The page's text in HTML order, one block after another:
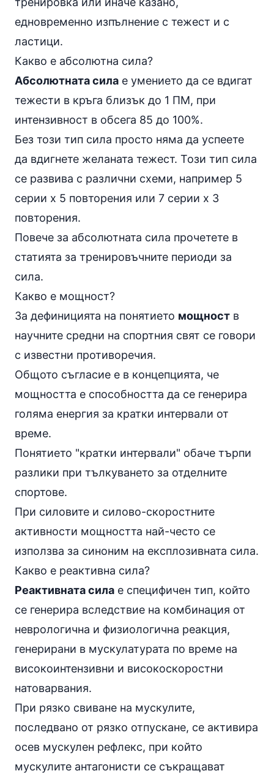
едновременно изпълнение с тежест и с
ластици.
Какво е абсолютна сила?
Абсолютната сила е умението да се вдигат
тежести в кръга близък до 1 ПМ, при
интензивност в обсега 85 до 100%.
Без този тип сила просто няма да успеете
да вдигнете желаната тежест. Този тип сила
се развива с различни схеми, например 5
серии х 5 повторения или 7 серии х 3
повторения.
Повече за абсолютната сила прочетете в
статията за тренировъчните периоди за
сила.
Какво е мощност?
За дефиницията на понятието мощност в
научните средни на спортния свят се говори
с известни противоречия.
Общото съгласие е в концепцията, че
мощността е способността да се генерира
голяма енергия за кратки интервали от
време.
Понятието "кратки интервали" обаче търпи
разлики при тълкуването за отделните
спортове.
При силовите и силово-скоростните
активности мощността най-често се
използва за синоним на експлозивната сила.
Какво е реактивна сила?
Реактивната сила е специфичен тип, който
се генерира вследствие на комбинация от
неврологична и физиологична реакция,
генерирани в мускулатурата по време на
високоинтензивни и високоскоростни
натоварвания.
При рязко свиване на мускулите,
последвано от рязко отпускане, се активира
осев мускулен рефлекс, при който
мускулите антагонисти се съкращават